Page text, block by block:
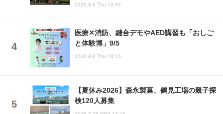
2026.8.6 Thu 19:45
医療✕消防、縫合デモやAED講習も「おしご
と体験博」9/5
2026.8.6 Thu 18:15
【夏休み2026】森永製菓、鶴見工場の親子探
検120人募集